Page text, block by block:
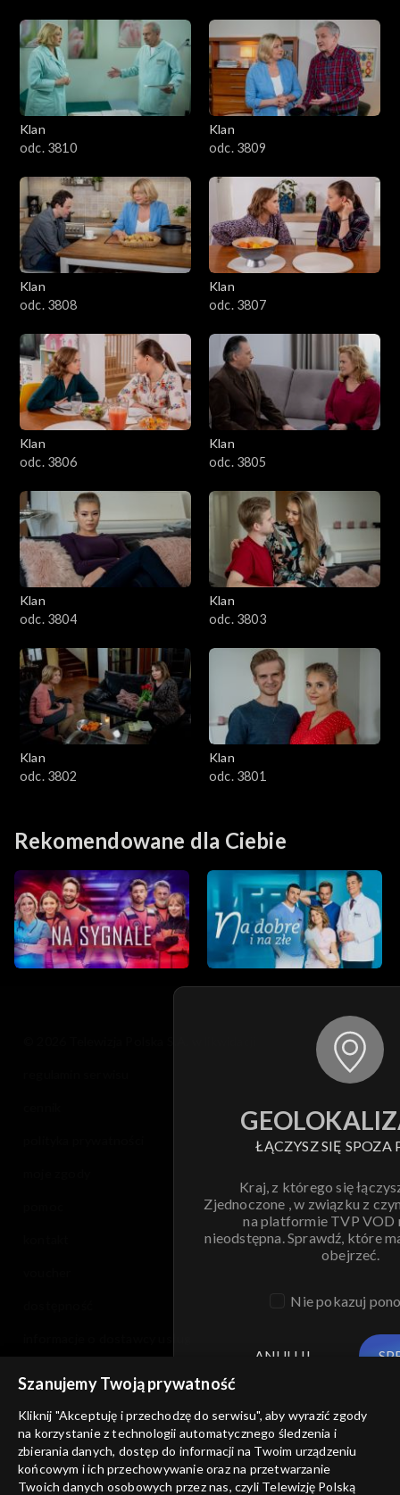
Klan
odc. 3810
Klan
odc. 3809
Klan
odc. 3808
Klan
odc. 3807
Klan
odc. 3806
Klan
odc. 3805
Klan
odc. 3804
Klan
odc. 3803
Klan
odc. 3802
Klan
odc. 3801
Rekomendowane dla Ciebie
ŁĄCZYSZ SIĘ SPOZA
Kraj, z którego się
Zjednoczone , w związku z
na platformie TVP VOD
nieodstępna. Sprawdź, które
obejrzeć.
Nie pokazuj
ANULUJ
Szanujemy Twoją prywatność
Kliknij "Akceptuję i przechodzę do serwisu", aby wyrazić zgody
na korzystanie z technologii automatycznego śledzenia i
zbierania danych, dostęp do informacji na Twoim urządzeniu
końcowym i ich przechowywanie oraz na przetwarzanie
Twoich danych osobowych przez nas, czyli Telewizję Polską